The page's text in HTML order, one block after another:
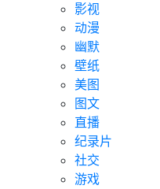
影视
动漫
幽默
壁纸
美图
图文
直播
纪录片
社交
游戏